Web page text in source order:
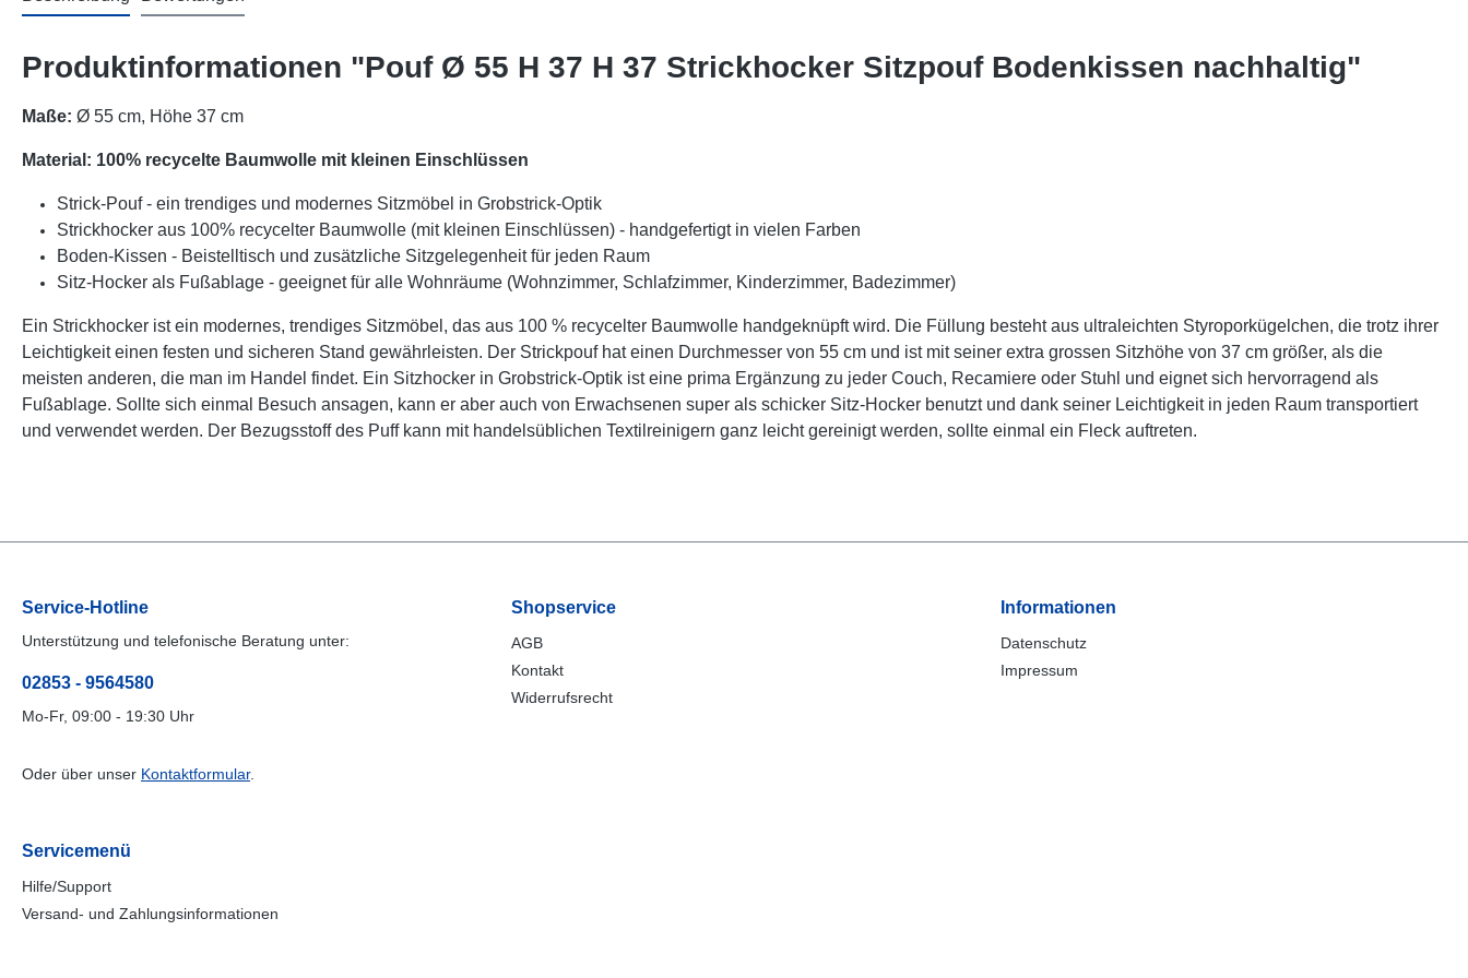
Produktinformationen "Pouf Ø 55 H 37 H 37 Strickhocker Sitzpouf Bodenkissen nachhaltig"
Maße: Ø 55 cm, Höhe 37 cm
Material: 100% recycelte Baumwolle mit kleinen Einschlüssen
Strick-Pouf - ein trendiges und modernes Sitzmöbel in Grobstrick-Optik
Strickhocker aus 100% recycelter Baumwolle (mit kleinen Einschlüssen) - handgefertigt in vielen Farben
Boden-Kissen - Beistelltisch und zusätzliche Sitzgelegenheit für jeden Raum
Sitz-Hocker als Fußablage - geeignet für alle Wohnräume (Wohnzimmer, Schlafzimmer, Kinderzimmer, Badezimmer)
Ein Strickhocker ist ein modernes, trendiges Sitzmöbel, das aus 100 % recycelter Baumwolle handgeknüpft wird. Die Füllung besteht aus ultraleichten Styroporkügelchen, die trotz ihrer
Leichtigkeit einen festen und sicheren Stand gewährleisten. Der Strickpouf hat einen Durchmesser von 55 cm und ist mit seiner extra grossen Sitzhöhe von 37 cm größer, als die
meisten anderen, die man im Handel findet. Ein Sitzhocker in Grobstrick-Optik ist eine prima Ergänzung zu jeder Couch, Recamiere oder Stuhl und eignet sich hervorragend als
Fußablage. Sollte sich einmal Besuch ansagen, kann er aber auch von Erwachsenen super als schicker Sitz-Hocker benutzt und dank seiner Leichtigkeit in jeden Raum transportiert
und verwendet werden. Der Bezugsstoff des Puff kann mit handelsüblichen Textilreinigern ganz leicht gereinigt werden, sollte einmal ein Fleck auftreten.
Service-Hotline
Unterstützung und telefonische Beratung unter:
02853 - 9564580
Mo-Fr, 09:00 - 19:30 Uhr
Oder über unser Kontaktformular.
Shopservice
AGB
Kontakt
Widerrufsrecht
Informationen
Datenschutz
Impressum
Servicemenü
Hilfe/Support
Versand- und Zahlungsinformationen